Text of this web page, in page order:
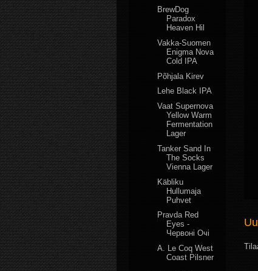
BrewDog
Paradox
Heaven Hil
Vakka-Suomen
Enigma Nova
Cold IPA
Põhjala Kirev
Lehe Black IPA
Vaat Supernova
Yellow Warm
Fermentation
Lager
Tanker Sand In
The Socks
Vienna Lager
Käbliku
Hullumaja
Puhvet
Pravda Red
Eyes -
Червоні Очі
A. Le Coq West
Coast Pilsner